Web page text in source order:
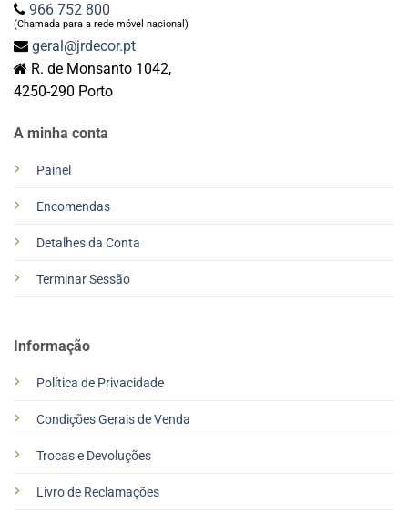
A minha conta
Painel
Encomendas
Detalhes da Conta
Terminar Sessão
Informação
Política de Privacidade
Condições Gerais de Venda
Trocas e Devoluções
Livro de Reclamações
966 752 800
(Chamada para a rede móvel nacional)
geral@jrdecor.pt
R. de Monsanto 1042,
4250-290 Porto